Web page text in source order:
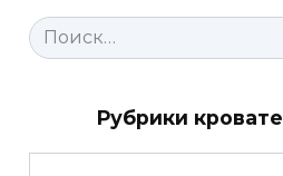
Search
for:
Рубрики